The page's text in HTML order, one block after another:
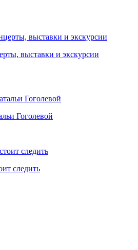
выставки и экскурсии
Гоголевой
следить